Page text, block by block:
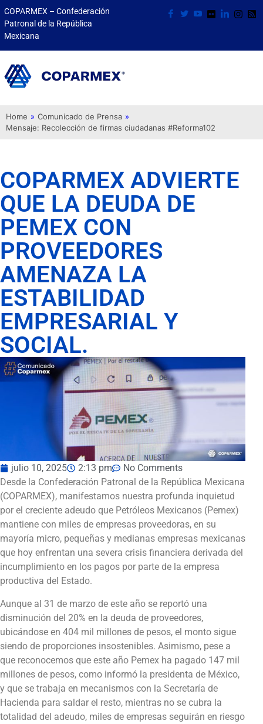
COPARMEX – Confederación
Patronal de la República
Mexicana
Home » Comunicado de Prensa »
Mensaje: Recolección de firmas ciudadanas #Reforma102
COPARMEX ADVIERTE
QUE LA DEUDA DE
PEMEX CON
PROVEEDORES
AMENAZA LA
ESTABILIDAD
EMPRESARIAL Y
SOCIAL.
julio 10, 2025 2:13 pm
No Comments
Desde la Confederación Patronal de la República Mexicana
(COPARMEX), manifestamos nuestra profunda inquietud
por el creciente adeudo que Petróleos Mexicanos (Pemex)
mantiene con miles de empresas proveedoras, en su
mayoría micro, pequeñas y medianas empresas mexicanas
que hoy enfrentan una severa crisis financiera derivada del
incumplimiento en los pagos por parte de la empresa
productiva del Estado.
Aunque al 31 de marzo de este año se reportó una
disminución del 20% en la deuda de proveedores,
ubicándose en 404 mil millones de pesos, el monto sigue
siendo de proporciones insostenibles. Asimismo, pese a
que reconocemos que este año Pemex ha pagado 147 mil
millones de pesos, como informó la presidenta de México,
y que se trabaja en mecanismos con la Secretaría de
Hacienda para saldar el resto, mientras no se cubra la
totalidad del adeudo, miles de empresas seguirán en riesgo